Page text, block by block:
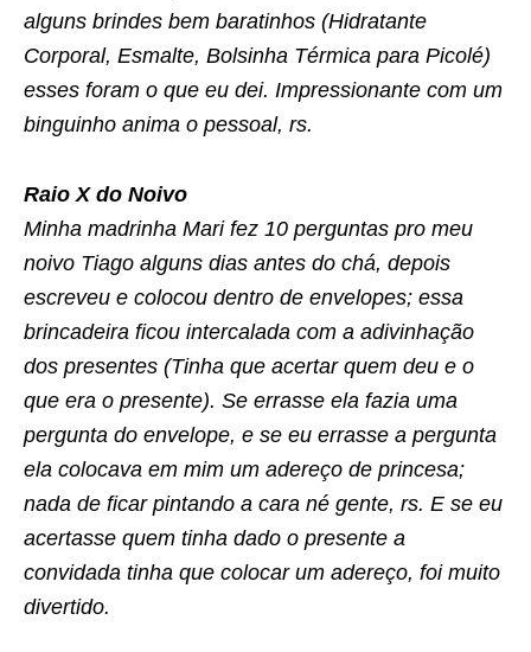
alguns brindes bem baratinhos (Hidratante
Corporal, Esmalte, Bolsinha Térmica para Picolé)
esses foram o que eu dei. Impressionante com um
binguinho anima o pessoal, rs.
Raio X do Noivo
Minha madrinha Mari fez 10 perguntas pro meu
noivo Tiago alguns dias antes do chá, depois
escreveu e colocou dentro de envelopes; essa
brincadeira ficou intercalada com a adivinhação
dos presentes (Tinha que acertar quem deu e o
que era o presente). Se errasse ela fazia uma
pergunta do envelope, e se eu errasse a pergunta
ela colocava em mim um adereço de princesa;
nada de ficar pintando a cara né gente, rs. E se eu
acertasse quem tinha dado o presente a
convidada tinha que colocar um adereço, foi muito
divertido.